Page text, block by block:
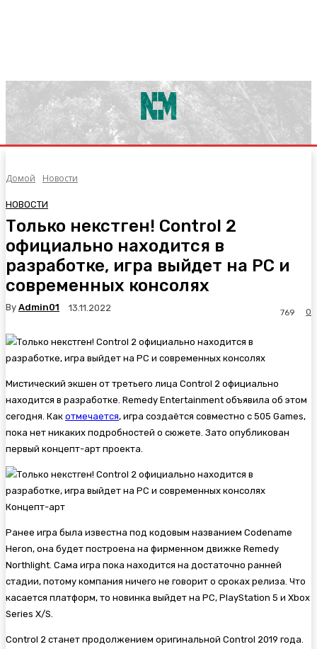
Домой Новости
НОВОСТИ
Только некстген! Control 2
официально находится в
разработке, игра выйдет на PC и
современных консолях
By Admin01 13.11.2022 0
769
Мистический экшен от третьего лица Control 2 официально
находится в разработке. Remedy Entertainment объявила об этом
сегодня. Как отмечается, игра создаётся совместно с 505 Games,
пока нет никаких подробностей о сюжете. Зато опубликован
первый концепт-арт проекта.
Концепт-арт
Ранее игра была известна под кодовым названием Codename
Heron, она будет построена на фирменном движке Remedy
Northlight. Сама игра пока находится на достаточно ранней
стадии, потому компания ничего не говорит о сроках релиза. Что
касается платформ, то новинка выйдет на PC, PlayStation 5 и Xbox
Series X/S.
Control 2 станет продолжением оригинальной Control 2019 года.